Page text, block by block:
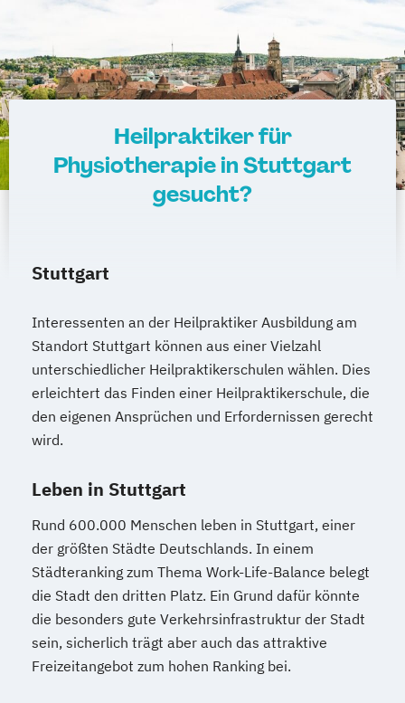
Heilpraktiker für
Physiotherapie in Stuttgart
gesucht?
Stuttgart
Interessenten an der Heilpraktiker Ausbildung am
Standort Stuttgart können aus einer Vielzahl
unterschiedlicher Heilpraktikerschulen wählen. Dies
erleichtert das Finden einer Heilpraktikerschule, die
den eigenen Ansprüchen und Erfordernissen gerecht
wird.
Leben in Stuttgart
Rund 600.000 Menschen leben in Stuttgart, einer
der größten Städte Deutschlands. In einem
Städteranking zum Thema Work-Life-Balance belegt
die Stadt den dritten Platz. Ein Grund dafür könnte
die besonders gute Verkehrsinfrastruktur der Stadt
sein, sicherlich trägt aber auch das attraktive
Freizeitangebot zum hohen Ranking bei.